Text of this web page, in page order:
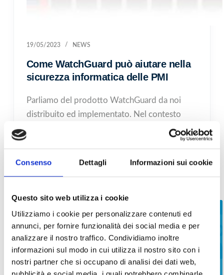
Consenso Dettagli Informazioni sui cookie
Questo sito web utilizza i cookie
Utilizziamo i cookie per personalizzare contenuti ed
annunci, per fornire funzionalità dei social media e per
analizzare il nostro traffico. Condividiamo inoltre
informazioni sul modo in cui utilizza il nostro sito con i
nostri partner che si occupano di analisi dei dati web,
19/05/2023 NEWS
Come WatchGuard può aiutare nella
sicurezza informatica delle PMI
Parliamo del prodotto WatchGuard da noi
distribuito ed implementato. Nel contesto
sempre più digitale di oggi, la sicurezza delle
Leggi tutto